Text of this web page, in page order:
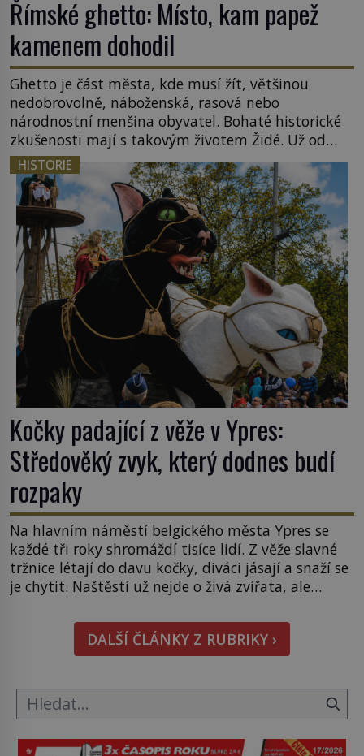
Římské ghetto: Místo, kam papež
kamenem dohodil
Ghetto je část města, kde musí žít, většinou
nedobrovolně, náboženská, rasová nebo
národnostní menšina obyvatel. Bohaté historické
zkušenosti mají s takovým životem Židé. Už od
středověku jsou totiž v každou chvíli nuceni v
nějakém žít. Mezi ty nejslavnější patří i římské
ghetto založené v roce 1555. Pokud jde o vztah
k Židům, nemá se Řím čím chlubit. […]
HISTORIE
Kočky padající z věže v Ypres:
Středověký zvyk, který dodnes budí
rozpaky
Na hlavním náměstí belgického města Ypres se
každé tři roky shromáždí tisíce lidí. Z věže slavné
tržnice létají do davu kočky, diváci jásají a snaží se
je chytit. Naštěstí už nejde o živá zvířata, ale
Tato veselá podívaná připomíná jeden z
nejpodivnějších a zároveň nejkrutějších zvyků […]
DALŠÍ ČLÁNKY Z RUBRIKY ›